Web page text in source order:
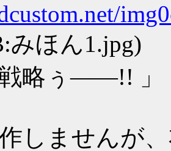
みほん1.jpg)
戦略ぅ――!! 」
しませんが